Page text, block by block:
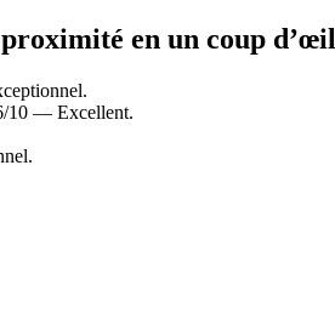
en un coup d’œil
10 — Excellent.